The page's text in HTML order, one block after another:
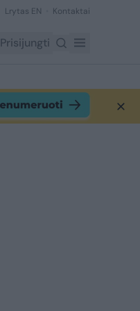
Lrytas EN Kontaktai
Prisijungti